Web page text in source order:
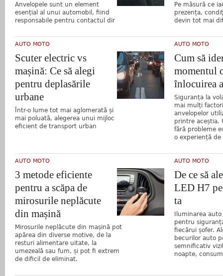
Anvelopele sunt un element
esențial al unui automobil, fiind
responsabile pentru contactul dir
Pe măsură ce
prezența,
devin tot mai
AUTO MOTO
Scuter electric vs
mașină: Ce să alegi
pentru deplasările
urbane
Într-o lume tot mai aglomerată și
mai poluată, alegerea unui mijloc
eficient de transport urban
AUTO MOTO
Cum să
momentul
înlocuirea
Siguranța la
mai mulți
anvelopelor
printre aceștia.
fără probleme
o experiență
AUTO MOTO
3 metode eficiente
pentru a scăpa de
mirosurile neplăcute
din mașină
Mirosurile neplăcute din mașină pot
apărea din diverse motive, de la
resturi alimentare uitate, la
umezeală sau fum, și pot fi extrem
de dificil de eliminat.
AUTO MOTO
De ce să
LED H7
ta
Iluminarea auto
pentru
fiecărui șofer.
becurilor auto
semnificativ
noapte,